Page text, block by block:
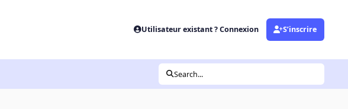
Utilisateur existant ? Connexion S’inscrire
Search...